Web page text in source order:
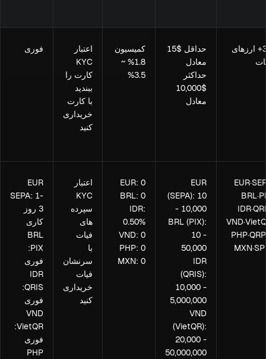
30+ ارزهای
حداقل $15
معادل
حداکثر
$10,000
معادل
کمیسیون
1.8% ~
3.5%
اعتبار
KYC
کارت را
ببندید
با کارت
خریداری
کنید
فوری
EUR
(SEPA): 10
- 10,000
BRL (PIX):
10 -
50,000
IDR
(QRIS):
10,000 -
5,000,000
VND
(VietQR):
20,000 -
50,000,000
EUR: 0
BRL: 0
IDR:
0.50%
VND: 0
PHP: 0
MXN: 0
اعتبار
KYC
سپرده
های
فیات
با
سرنشان
فیات
خریداری
کنید
EUR
SEPA: 1-
3 روز
کاری
BRL
PIX:
فوری
IDR
QRIS:
فوری
VND
VietQR:
فوری
PHP